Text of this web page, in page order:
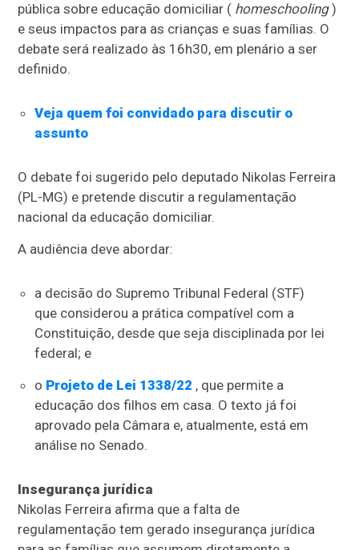
pública sobre educação domiciliar ( homeschooling)
e seus impactos para as crianças e suas famílias. O
debate será realizado às 16h30, em plenário a ser
definido.
Veja quem foi convidado para discutir o
assunto
O debate foi sugerido pelo deputado Nikolas Ferreira
(PL-MG) e pretende discutir a regulamentação
nacional da educação domiciliar.
A audiência deve abordar:
a decisão do Supremo Tribunal Federal (STF)
que considerou a prática compatível com a
Constituição, desde que seja disciplinada por lei
federal; e
o Projeto de Lei 1338/22 , que permite a
educação dos filhos em casa. O texto já foi
aprovado pela Câmara e, atualmente, está em
análise no Senado.
Insegurança jurídica
Nikolas Ferreira afirma que a falta de
regulamentação tem gerado insegurança jurídica